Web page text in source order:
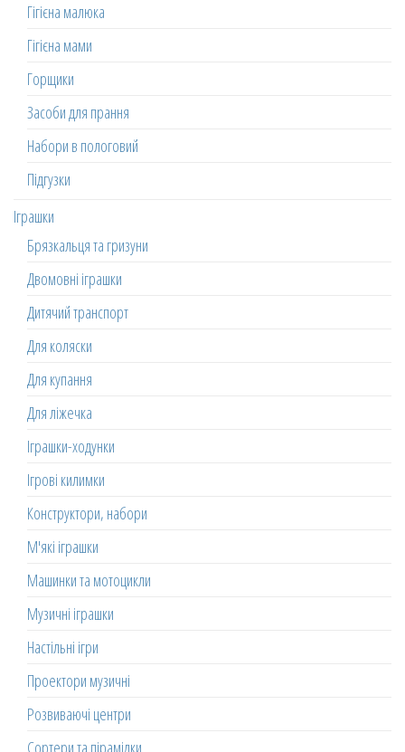
Гігієна малюка
Гігієна мами
Горщики
Засоби для прання
Набори в пологовий
Підгузки
Іграшки
Брязкальця та гризуни
Двомовні іграшки
Дитячий транспорт
Для коляски
Для купання
Для ліжечка
Іграшки-ходунки
Ігрові килимки
Конструктори, набори
М'які іграшки
Машинки та мотоцикли
Музичні іграшки
Настільні ігри
Проектори музичні
Розвиваючі центри